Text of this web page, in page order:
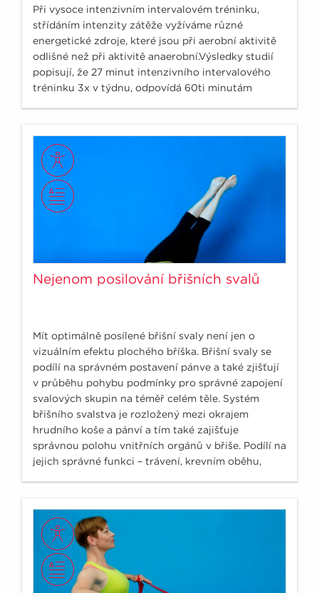
Při vysoce intenzivním intervalovém tréninku,
střídáním intenzity zátěže vyžíváme různé
energetické zdroje, které jsou při aerobní aktivitě
odlišné než při aktivitě anaerobní.Výsledky studií
popisují, že 27 minut intenzivního intervalového
tréninku 3x v týdnu, odpovídá 60ti minutám
Nejenom posilování břišních svalů
Mít optimálně posílené břišní svaly není jen o
vizuálním efektu plochého bříška. Břišní svaly se
podílí na správném postavení pánve a také zjišťují
v průběhu pohybu podmínky pro správné zapojení
svalových skupin na téměř celém těle. Systém
břišního svalstva je rozložený mezi okrajem
hrudního koše a pánví a tím také zajišťuje
správnou polohu vnitřních orgánů v břiše. Podílí na
jejich správné funkci – trávení, krevním oběhu,